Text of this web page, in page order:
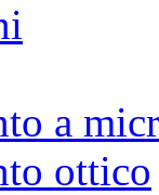
a
ottico